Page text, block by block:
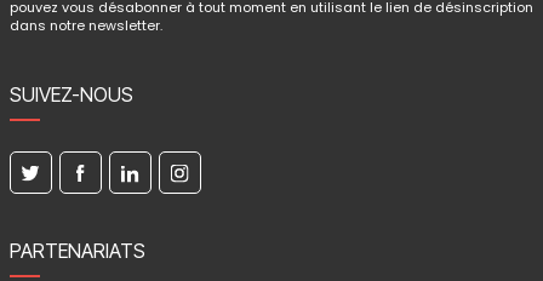
pouvez vous désabonner à tout moment en utilisant le lien de désinscription
dans notre newsletter.
SUIVEZ-NOUS
PARTENARIATS